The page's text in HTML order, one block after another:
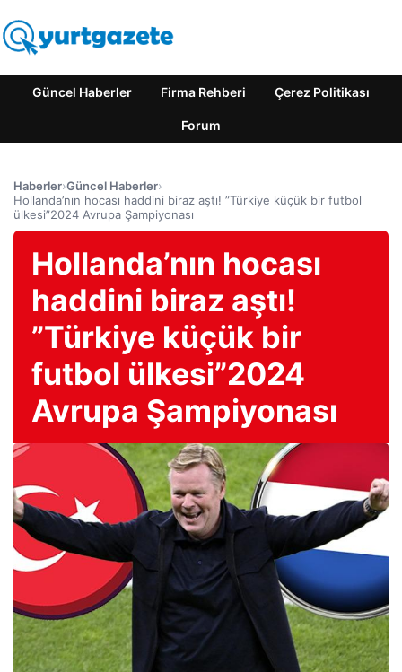
Güncel Haberler Firma Rehberi Çerez Politikası
Forum
Haberler›Güncel Haberler›
Hollanda’nın hocası haddini biraz aştı! ”Türkiye küçük bir futbol
ülkesi”2024 Avrupa Şampiyonası
Hollanda’nın hocası
haddini biraz aştı!
”Türkiye küçük bir
futbol ülkesi”2024
Avrupa Şampiyonası